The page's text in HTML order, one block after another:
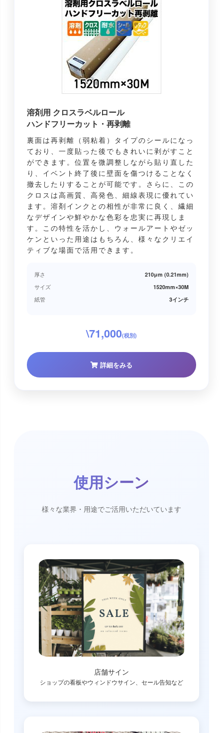
溶剤用 クロスラベルロール
ハンドフリーカット・再剥離
裏面は再剥離（弱粘着）タイプのシールになっ
ており、一度貼った後でもきれいに剥がすこと
ができます。位置を微調整しながら貼り直した
り、イベント終了後に壁面を傷つけることなく
撤去したりすることが可能です。さらに、この
クロスは高画質、高発色、細線表現に優れてい
ます。溶剤インクとの相性が非常に良く、繊細
なデザインや鮮やかな色彩を忠実に再現しま
す。この特性を活かし、ウォールアートやゼッ
ケンといった用途はもちろん、様々なクリエイ
ティブな場面で活用できます。
厚さ
210μm (0.21mm)
サイズ
1520mm×30M
紙管
3インチ
\71,000(税別)
詳細をみる
使用シーン
様々な業界・用途でご活用いただいています
店舗サイン
ショップの看板やウィンドウサイン、セール告知など